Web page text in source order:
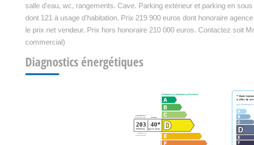
salle d'eau, wc, rangements. Cave. Parking extérieur et parking en
dont 121 à usage d'habitation. Prix 219 900 euros dont honoraire
le prix net vendeur. Prix hors honoraire 210 000 euros. Contactez soit
commercial)
Diagnostics énergétiques